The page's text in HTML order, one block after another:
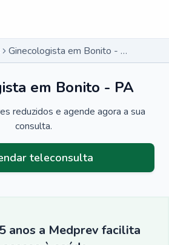
Ginecologista em Bonito - PA
em Bonito - PA
reduzidos e agende agora a sua
consulta.
teleconsulta
anos a Medprev facilita